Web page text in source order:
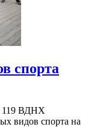
спорта
ВДНХ
видов спорта на